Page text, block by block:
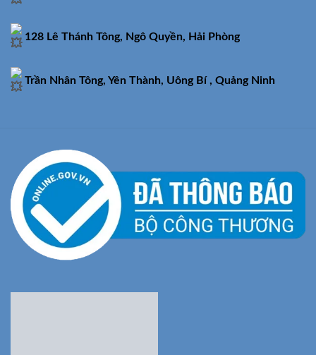
128 Lê Thánh Tông, Ngô Quyền, Hải Phòng
Trần Nhân Tông, Yên Thành, Uông Bí , Quảng Ninh